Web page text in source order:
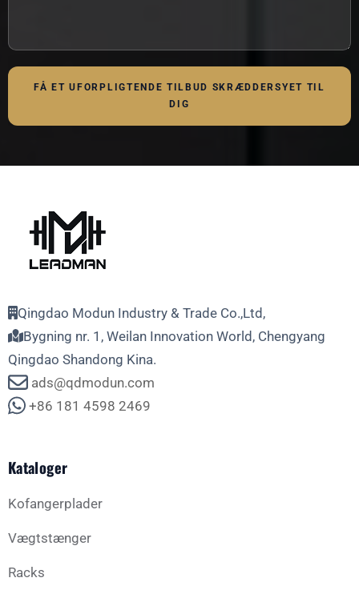
FÅ ET UFORPLIGTENDE TILBUD SKRÆDDERSYET TIL
DIG
Qingdao Modun Industry & Trade Co.,Ltd,
Bygning nr. 1, Weilan Innovation World, Chengyang
Qingdao Shandong Kina.
ads@qdmodun.com
+86 181 4598 2469
Kataloger
Kofangerplader
Vægtstænger
Racks